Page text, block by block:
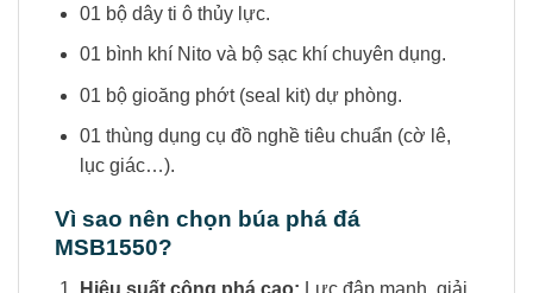
01 bộ dây ti ô thủy lực.
01 bình khí Nito và bộ sạc khí chuyên dụng.
01 bộ gioăng phớt (seal kit) dự phòng.
01 thùng dụng cụ đồ nghề tiêu chuẩn (cờ lê,
lục giác…).
Vì sao nên chọn búa phá đá
MSB1550?
Hiệu suất công phá cao: Lực đập mạnh, giải